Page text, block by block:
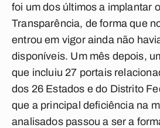
foi um dos últimos a implantar
Transparência, de forma que
entrou em vigor ainda não
disponíveis. Um mês depois,
que incluiu 27 portais
dos 26 Estados e do Distrito
que a principal deficiência na
analisados passou a ser a